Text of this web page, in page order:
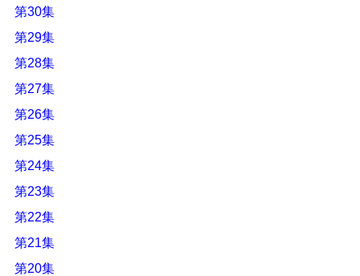
第30集
第29集
第28集
第27集
第26集
第25集
第24集
第23集
第22集
第21集
第20集